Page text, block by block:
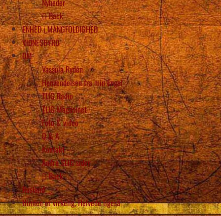
Back
ENHED i MANGFOLDIGHED
VIDNESBYRD
OM
Vassula Rydén
Henvendelsen fra min Engel
TLIG Radio
TLIG Magasinet
Foto & video
Q & A
Kontakt
Andre SLIG sider
Back
Rusland
Himlen er virkelig, Helvede ligeså